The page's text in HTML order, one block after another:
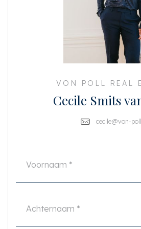
Achtste verdieping. De overloop naar het
spectaculair uitzicht over het stoere
links bevindt zich de entree van het
geeft tot de drie slaapkamers en wc en direct
woonkamer aan de achterzijde met schuifpui
dakterras van 35m² op het zuiden. De
De sfeervolle open keuken is voorzien van een
oven en combi stoomoven, afwasmachine,
geïntegreerde afzuig, ijskast met aparte vriezer,
In de parkeergarage is een parkeerplaats met
•Penthouse op de achtste en tevens bovenste
•Spectaculair uitzicht over heel Amsterdam;
VON POLL REAL
Cecile Smits
cecile@von-